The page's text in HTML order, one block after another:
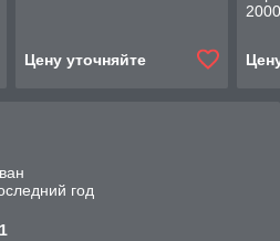
Цену уточняйте
год